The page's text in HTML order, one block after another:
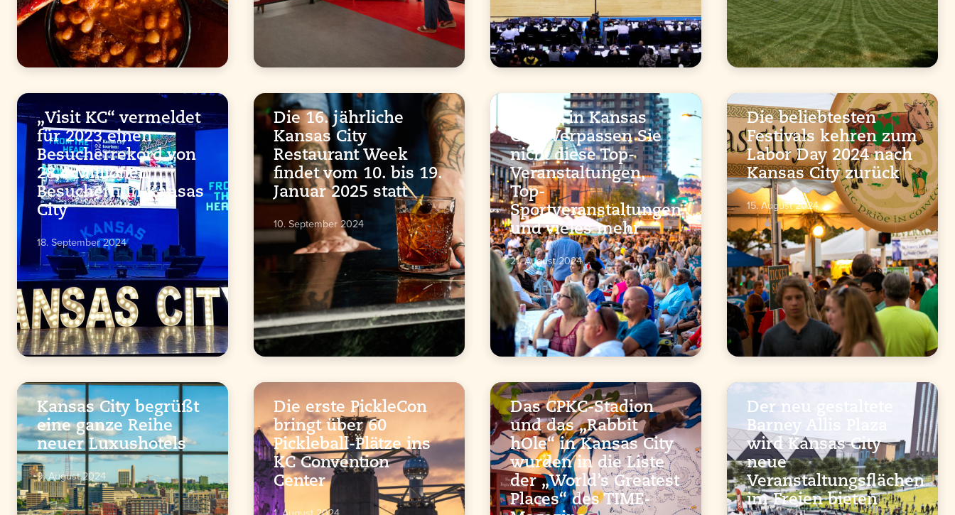
„Visit KC“ vermeldet
für 2023 einen
Besucherrekord von
28,4 Millionen
Besuchern in Kansas
City
18. September 2024
Die 16. jährliche
Kansas City
Restaurant Week
findet vom 10. bis 19.
Januar 2025 statt
10. September 2024
Herbst in Kansas
City: Verpassen Sie
nicht diese Top-
Veranstaltungen,
Top-
Sportveranstaltungen
und vieles mehr
21. August 2024
Die beliebtesten
Festivals kehren zum
Labor Day 2024 nach
Kansas City zurück
15. August 2024
Kansas City begrüßt
eine ganze Reihe
neuer Luxushotels
9. August 2024
Die erste PickleCon
bringt über 60
Pickleball-Plätze ins
KC Convention
Center
Das CPKC-Stadion
und das „Rabbit
hOle“ in Kansas City
wurden in die Liste
der „World’s Greatest
Places“ des TIME-
Der neu gestaltete
Barney Allis Plaza
wird Kansas City
neue
Veranstaltungsflächen
im Freien bieten